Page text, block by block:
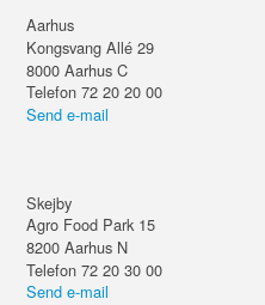
Aarhus
Kongsvang Allé 29
8000 Aarhus C
Telefon 72 20 20 00
Send e-mail
Skejby
Agro Food Park 15
8200 Aarhus N
Telefon 72 20 30 00
Send e-mail